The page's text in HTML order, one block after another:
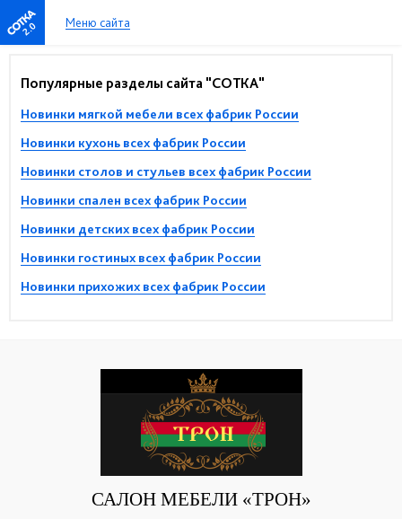
2.0 Меню сайта
Популярные разделы сайта "СОТКА"
Новинки мягкой мебели всех фабрик России
Новинки кухонь всех фабрик России
Новинки столов и стульев всех фабрик России
Новинки спален всех фабрик России
Новинки детских всех фабрик России
Новинки гостиных всех фабрик России
Новинки прихожих всех фабрик России
САЛОН МЕБЕЛИ «ТРОН»